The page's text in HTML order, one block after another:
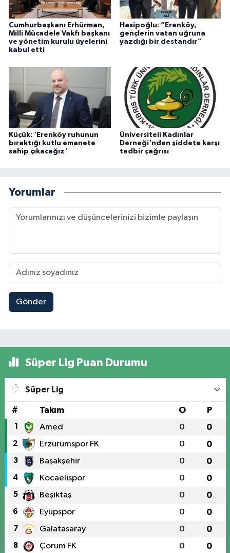
Cumhurbaşkanı Erhürman,
Milli Mücadele Vakfı başkanı
ve yönetim kurulu üyelerini
kabul etti
Hasipoğlu: “Erenköy,
gençlerin vatan uğruna
yazdığı bir destandır”
Küçük: 'Erenköy ruhunun
bıraktığı kutlu emanete
sahip çıkacağız'
Üniversiteli Kadınlar
Derneği'nden şiddete karşı
tedbir çağrısı
Yorumlar
Gönder
Süper Lig Puan Durumu
Süper Lig
# Takım O P
1 Amed 0 0
2 Erzurumspor FK 0 0
3 Başakşehir 0 0
4 Kocaelispor 0 0
5 Beşiktaş 0 0
6 Eyüpspor 0 0
7 Galatasaray 0 0
8 Çorum FK 0 0